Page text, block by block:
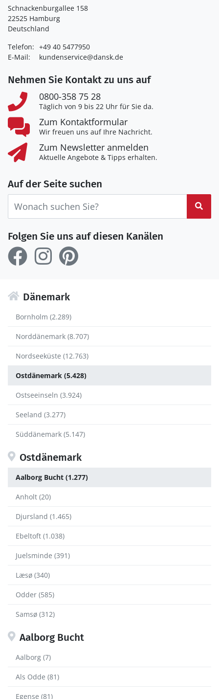
Schnackenburgallee 158
22525 Hamburg
Deutschland
Telefon: +49 40 5477950
E-Mail:
kundenservice@dansk.de
Nehmen Sie Kontakt zu uns auf
0800-358 75 28
Täglich von 9 bis 22 Uhr für Sie da.
Zum Kontaktformular
Wir freuen uns auf Ihre Nachricht.
Zum Newsletter anmelden
Aktuelle Angebote & Tipps erhalten.
Auf der Seite suchen
Folgen Sie uns auf diesen Kanälen
Dänemark
Bornholm (2.289)
Norddänemark (8.707)
Nordseeküste (12.763)
Ostdänemark (5.428)
Ostseeinseln (3.924)
Seeland (3.277)
Süddänemark (5.147)
Ostdänemark
Aalborg Bucht (1.277)
Anholt (20)
Djursland (1.465)
Ebeltoft (1.038)
Juelsminde (391)
Læsø (340)
Odder (585)
Samsø (312)
Aalborg Bucht
Aalborg (7)
Als Odde (81)
Egense (81)